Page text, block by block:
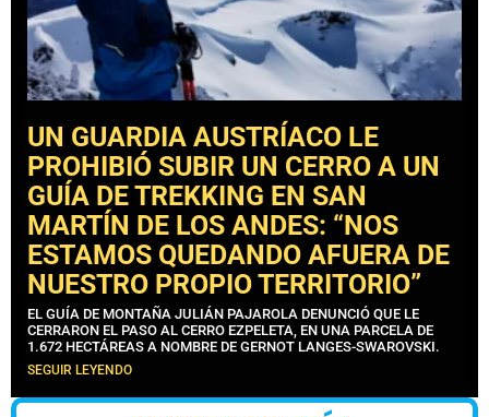
UN GUARDIA AUSTRÍACO LE
PROHIBIÓ SUBIR UN CERRO A UN
GUÍA DE TREKKING EN SAN
MARTÍN DE LOS ANDES: “NOS
ESTAMOS QUEDANDO AFUERA DE
NUESTRO PROPIO TERRITORIO”
EL GUÍA DE MONTAÑA JULIÁN PAJAROLA DENUNCIÓ QUE LE
CERRARON EL PASO AL CERRO EZPELETA, EN UNA PARCELA DE
1.672 HECTÁREAS A NOMBRE DE GERNOT LANGES-SWAROVSKI.
SEGUIR LEYENDO